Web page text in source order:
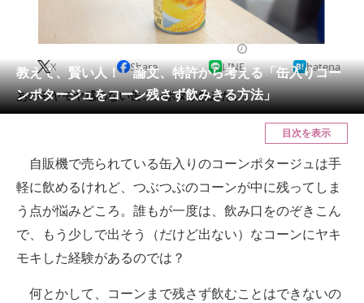
教育・育児
リサーチ
会員記事
メディア
スマホと通信の最新トレンド
進化するPCとデバイスの未来
教えて、賢い人！ 論文、特許から考える「缶入りコー
ンポタージュをコーン残さず飲みきる方法」
X Share LINE hatena
あのモヤモヤ感のない缶コンポタが飲みたい。
目次を表示
自販機で売られている缶入りのコーンポタージュは手
軽に飲めるけれど、つぶつぶのコーンが中に残ってしま
う点が悩みどころ。誰もが一度は、飲み口をのぞきこん
で、もう少しで出そう（だけど出ない）なコーンにヤキ
モキした経験があるのでは？
何とかして、コーンまで残さず飲むことはできないの